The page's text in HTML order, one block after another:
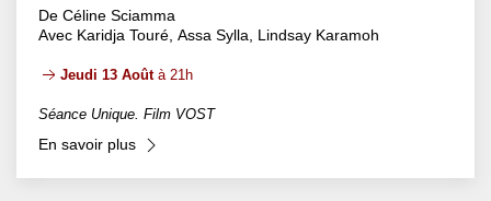
De Céline Sciamma
Avec Karidja Touré, Assa Sylla, Lindsay Karamoh
Jeudi 13 Aoûtà 21h
Séance Unique. Film VOST
En savoir plus